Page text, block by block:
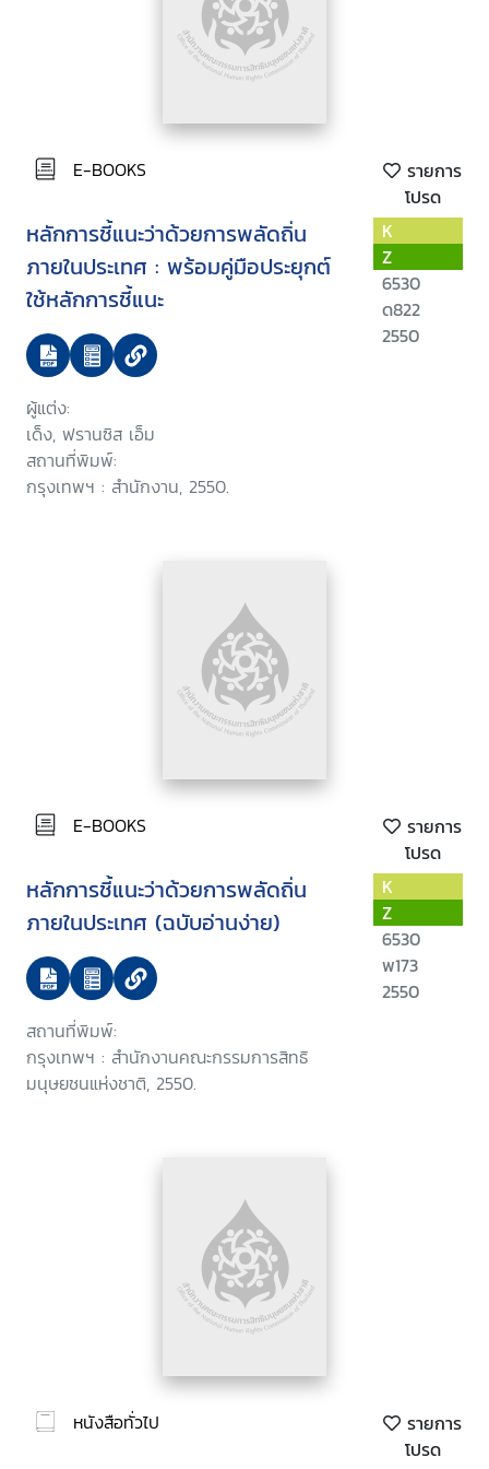
E-BOOKS
รายการ
โปรด
หลักการชี้แนะว่าด้วยการพลัดถิ่น
ภายในประเทศ : พร้อมคู่มือประยุกต์
ใช้หลักการชี้แนะ
ผู้แต่ง:
เด็ง, ฟรานซิส เอ็ม
สถานที่พิมพ์:
กรุงเทพฯ : สำนักงาน, 2550.
K
Z
6530
ด822
2550
E-BOOKS
รายการ
โปรด
หลักการชี้แนะว่าด้วยการพลัดถิ่น
ภายในประเทศ (ฉบับอ่านง่าย)
สถานที่พิมพ์:
กรุงเทพฯ : สำนักงานคณะกรรมการสิทธิ
มนุษยชนแห่งชาติ, 2550.
K
Z
6530
พ173
2550
หนังสือทั่วไป
รายการ
โปรด